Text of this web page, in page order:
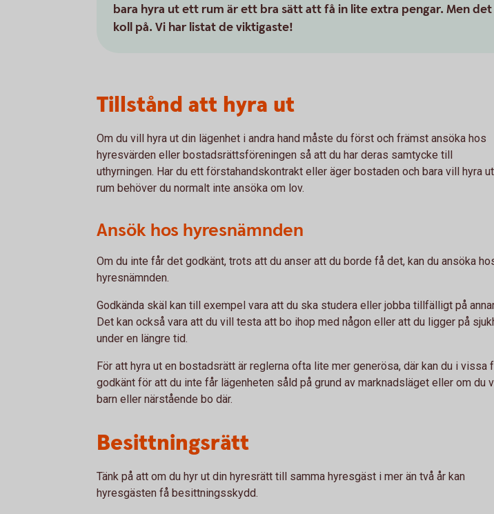
bara hyra ut ett rum är ett bra sätt att få in lite extra pengar. Men
koll på. Vi har listat de viktigaste!
Tillstånd att hyra ut
Om du vill hyra ut din lägenhet i andra hand måste du först och främst ansöka hos
hyresvärden eller bostadsrättsföreningen så att du har deras samtycke till
uthyrningen. Har du ett förstahandskontrakt eller äger bostaden och bara vill hyra
rum behöver du normalt inte ansöka om lov.
Ansök hos hyresnämnden
Om du inte får det godkänt, trots att du anser att du borde få det, kan du ansöka
hyresnämnden.
Godkända skäl kan till exempel vara att du ska studera eller jobba tillfälligt på
Det kan också vara att du vill testa att bo ihop med någon eller att du ligger på
under en längre tid.
För att hyra ut en bostadsrätt är reglerna ofta lite mer generösa, där kan du i vissa
godkänt för att du inte får lägenheten såld på grund av marknadsläget eller om du
barn eller närstående bo där.
Besittningsrätt
Tänk på att om du hyr ut din hyresrätt till samma hyresgäst i mer än två år kan
hyresgästen få besittningsskydd.